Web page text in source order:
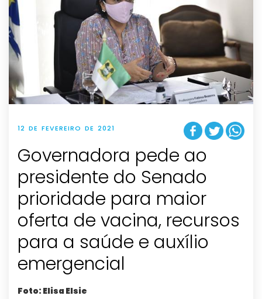
12 DE FEVEREIRO DE 2021
Governadora pede ao
presidente do Senado
prioridade para maior
oferta de vacina, recursos
para a saúde e auxílio
emergencial
Foto: Elisa Elsie